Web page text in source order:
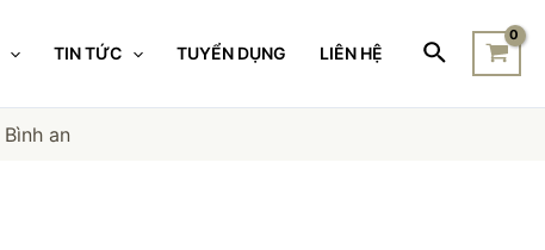
TIN TỨC TUYỂN DỤNG LIÊN HỆ
an